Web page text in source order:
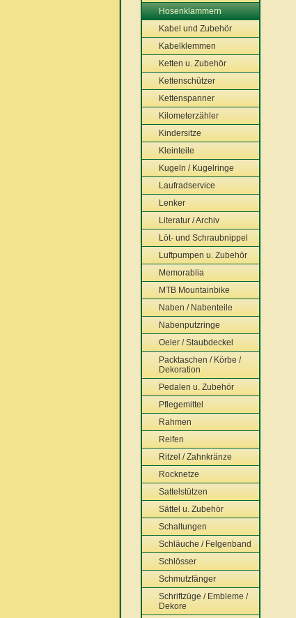
Hosenklammern
Kabel und Zubehör
Kabelklemmen
Ketten u. Zubehör
Kettenschützer
Kettenspanner
Kilometerzähler
Kindersitze
Kleinteile
Kugeln / Kugelringe
Laufradservice
Lenker
Literatur / Archiv
Löt- und Schraubnippel
Luftpumpen u. Zubehör
Memorablia
MTB Mountainbike
Naben / Nabenteile
Nabenputzringe
Oeler / Staubdeckel
Packtaschen / Körbe /
Dekoration
Pedalen u. Zubehör
Pflegemittel
Rahmen
Reifen
Ritzel / Zahnkränze
Rocknetze
Sattelstützen
Sättel u. Zubehör
Schaltungen
Schläuche / Felgenband
Schlösser
Schmutzfänger
Schriftzüge / Embleme /
Dekore